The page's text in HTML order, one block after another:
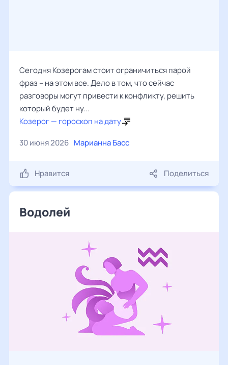
Сегодня Козерогам стоит ограничиться парой
фраз – на этом все. Дело в том, что сейчас
разговоры могут привести к конфликту, решить
который будет ну...
Козерог — гороскоп на дату
30 июня 2026 Марианна Басс
Нравится Поделиться
Водолей